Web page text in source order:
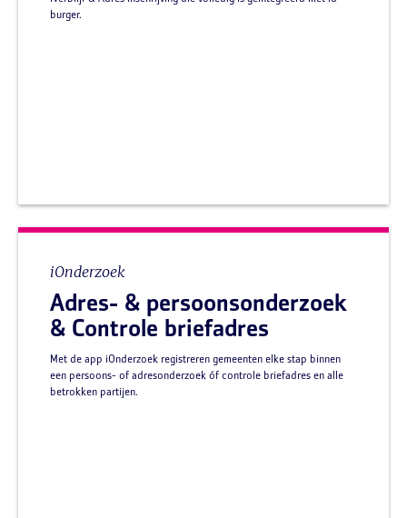
burger.
iOnderzoek
Adres- & persoonsonderzoek
& Controle briefadres
Met de app iOnderzoek registreren gemeenten elke stap binnen
een persoons- of adresonderzoek óf controle briefadres en alle
betrokken partijen.